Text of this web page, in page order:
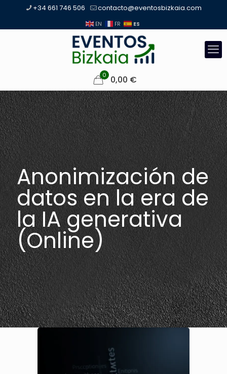
+34 661 746 506 contacto@eventosbizkaia.com
EN FR ES
0 0,00 €
Anonimización de
datos en la era de
la IA generativa
(Online)